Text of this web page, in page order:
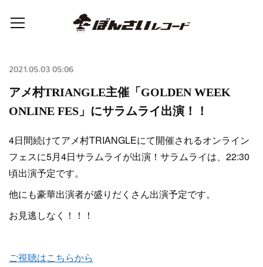
2021.05.03 05:06
アメ村TRIANGLE主催「GOLDEN WEEK
ONLINE FES」にサラムライ出演！！
4日間続けてアメ村TRIANGLEにて開催されるオンライン
フェスに5月4日サラムライが出演！サラムライは、22:30
頃出演予定です。
他にも豪華出演者が盛りだくさん出演予定です。
お見逃しなく！！！
ご視聴はこちらから